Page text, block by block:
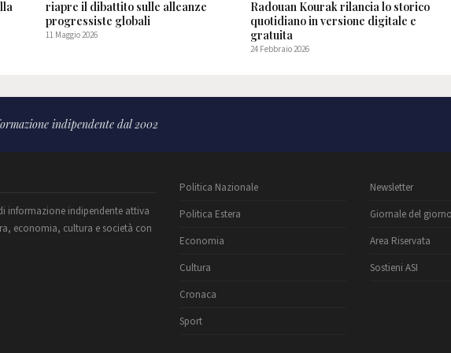
riapre il dibattito sulle alleanze
progressiste globali
11 Maggio 2026
Radouan Kourak rilancia lo storico
quotidiano in versione digitale e
gratuita
24 Febbraio 2026
indipendente dal 2002
informazione indipendente attiva
economia, cultura e società con
Politica Nazionale
Politica Estera
Economia
Cultura
Cronaca
Sport
Newsletter
Giornale del giorno
Area Riservata
Sostieni ASI